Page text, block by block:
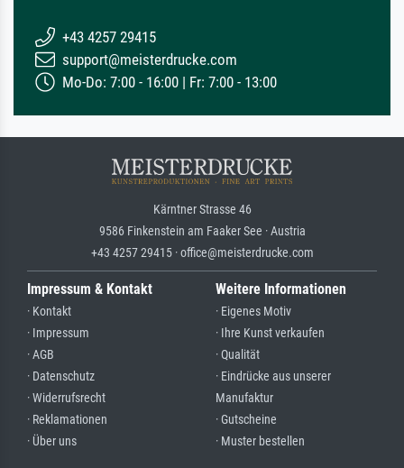
+43 4257 29415
support@meisterdrucke.com
Mo-Do: 7:00 - 16:00 | Fr: 7:00 - 13:00
Kärntner Strasse 46
9586 Finkenstein am Faaker See · Austria
+43 4257 29415 · office@meisterdrucke.com
Impressum & Kontakt
· Kontakt
· Impressum
· AGB
· Datenschutz
· Widerrufsrecht
· Reklamationen
· Über uns
Weitere Informationen
· Eigenes Motiv
· Ihre Kunst verkaufen
· Qualität
· Eindrücke aus unserer
Manufaktur
· Gutscheine
· Muster bestellen